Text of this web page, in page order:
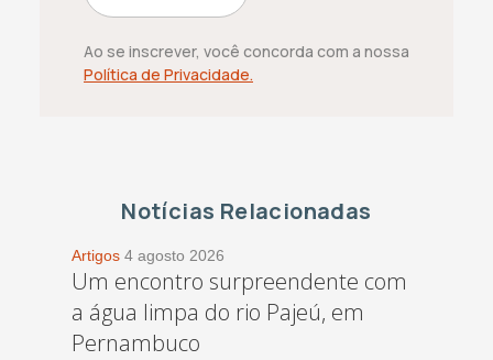
Ao se inscrever, você concorda com a nossa
Política de Privacidade.
Notícias Relacionadas
Artigos 4 agosto 2026
Um encontro surpreendente com
a água limpa do rio Pajeú, em
Pernambuco